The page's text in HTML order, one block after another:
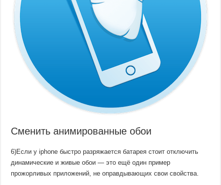
Сменить анимированные обои
6)Если у iphone быстро разряжается батарея стоит отключить
динамические и живые обои — это ещё один пример
прожорливых приложений, не оправдывающих свои свойства.